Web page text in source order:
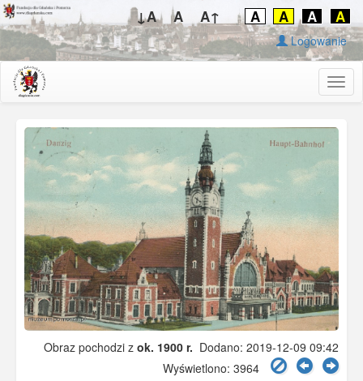
↓A A A↑ A A A A
Logowanie
Obraz pochodzi z ok. 1900 r. Dodano: 2019-12-09 09:42
Wyświetlono: 3964